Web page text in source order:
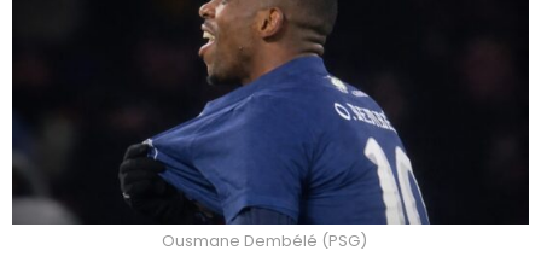
Ousmane Dembélé (PSG)